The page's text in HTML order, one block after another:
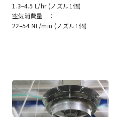
1.3–4.5 L/hr (ノズル1個)
空気消費量 ：
22–54 NL/min (ノズル1個)